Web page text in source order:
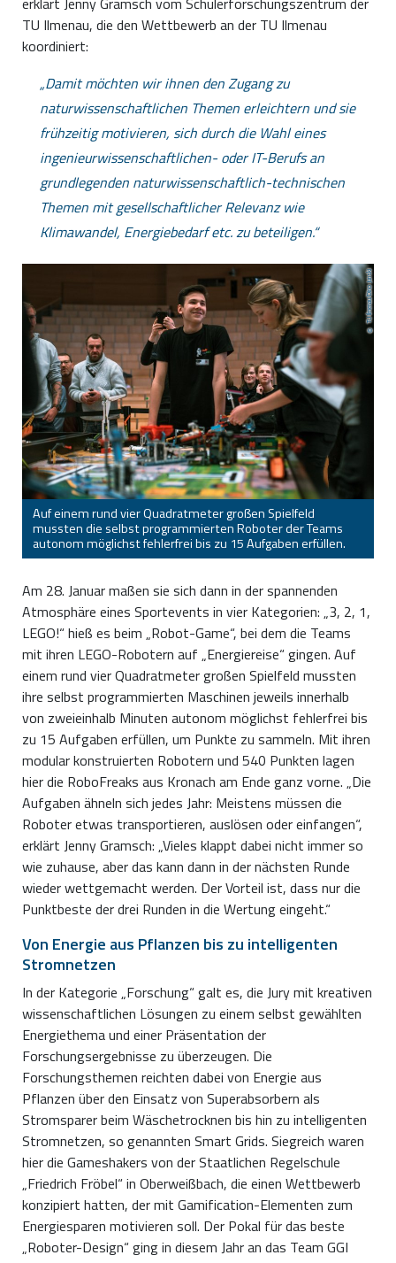
TU Ilmenau, die den Wettbewerb an der TU Ilmenau
koordiniert:
Damit möchten wir ihnen den Zugang zu
naturwissenschaftlichen Themen erleichtern und sie
frühzeitig motivieren, sich durch die Wahl eines
ingenieurwissenschaftlichen- oder IT-Berufs an
grundlegenden naturwissenschaftlich-technischen
Themen mit gesellschaftlicher Relevanz wie
Klimawandel, Energiebedarf etc. zu beteiligen.
Auf einem rund vier Quadratmeter großen Spielfeld
mussten die selbst programmierten Roboter der Teams
autonom möglichst fehlerfrei bis zu 15 Aufgaben erfüllen.
TU Ilmenau/Dino Junski
Am 28. Januar maßen sie sich dann in der spannenden
Atmosphäre eines Sportevents in vier Kategorien: „3, 2, 1,
LEGO!“ hieß es beim „Robot-Game“, bei dem die Teams
mit ihren LEGO-Robotern auf „Energiereise“ gingen. Auf
einem rund vier Quadratmeter großen Spielfeld mussten
ihre selbst programmierten Maschinen jeweils innerhalb
von zweieinhalb Minuten autonom möglichst fehlerfrei bis
zu 15 Aufgaben erfüllen, um Punkte zu sammeln. Mit ihren
modular konstruierten Robotern und 540 Punkten lagen
hier die RoboFreaks aus Kronach am Ende ganz vorne. „Die
Aufgaben ähneln sich jedes Jahr: Meistens müssen die
Roboter etwas transportieren, auslösen oder einfangen“,
erklärt Jenny Gramsch: „Vieles klappt dabei nicht immer so
wie zuhause, aber das kann dann in der nächsten Runde
wieder wettgemacht werden. Der Vorteil ist, dass nur die
Punktbeste der drei Runden in die Wertung eingeht.“
Von Energie aus Pflanzen bis zu intelligenten
Stromnetzen
In der Kategorie „Forschung“ galt es, die Jury mit kreativen
wissenschaftlichen Lösungen zu einem selbst gewählten
Energiethema und einer Präsentation der
Forschungsergebnisse zu überzeugen. Die
Forschungsthemen reichten dabei von Energie aus
Pflanzen über den Einsatz von Superabsorbern als
Stromsparer beim Wäschetrocknen bis hin zu intelligenten
Stromnetzen, so genannten Smart Grids. Siegreich waren
hier die Gameshakers von der Staatlichen Regelschule
„Friedrich Fröbel“ in Oberweißbach, die einen Wettbewerb
konzipiert hatten, der mit Gamification-Elementen zum
Energiesparen motivieren soll. Der Pokal für das beste
„Roboter-Design“ ging in diesem Jahr an das Team GGI